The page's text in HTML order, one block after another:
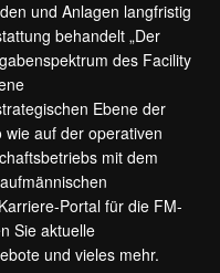
und Anlagen langfristig
behandelt „Der
des Facility
Ebene der
auf der operativen
mit dem
Portal für die FM-
Sie aktuelle
und vieles mehr.